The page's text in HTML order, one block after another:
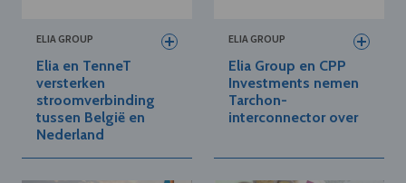
ELIA GROUP
Elia en TenneT
versterken
stroomverbinding
tussen België en
Nederland
ELIA GROUP
Elia Group en CPP
Investments nemen
Tarchon-
interconnector over